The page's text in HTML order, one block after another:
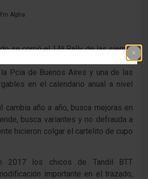
Fm Alpha
se corrió el 14º Rally de las sierras
Tandil, una de las pruebas más
Pcia de Buenos Aires y una de las
en el calendario anual a nivel
cambia año a año, busca mejoras en
busca variantes y no defrauda a
hicieron colgar el cartelito de cupo
2017 los chicos de Tandil BTT
importante en el trazado,